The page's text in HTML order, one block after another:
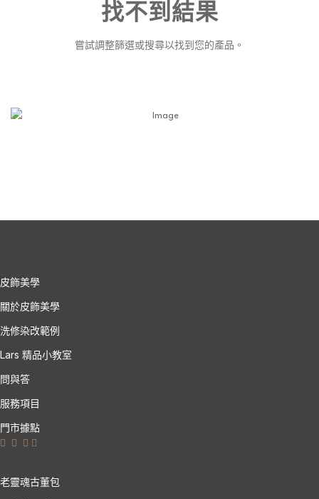
找不到結果
嘗試調整篩選或搜尋以找到您的產品。
皮飾美學
關於皮飾美學
洗修染改範例
Lars 精品小教室
問與答
服務項目
門市據點
老靈魂古董包